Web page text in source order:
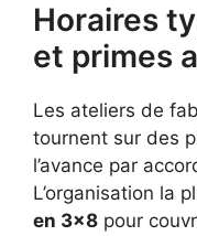
Horaires
et primes
Les ateliers de
tournent sur des
l’avance par
L’organisation la
en 3×8 pour